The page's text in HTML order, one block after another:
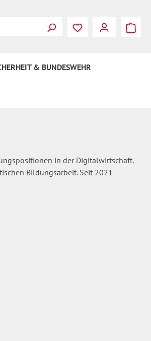
Du hast 0
& BUNDESWEHR
in der Digitalwirtschaft.
Bildungsarbeit. Seit 2021